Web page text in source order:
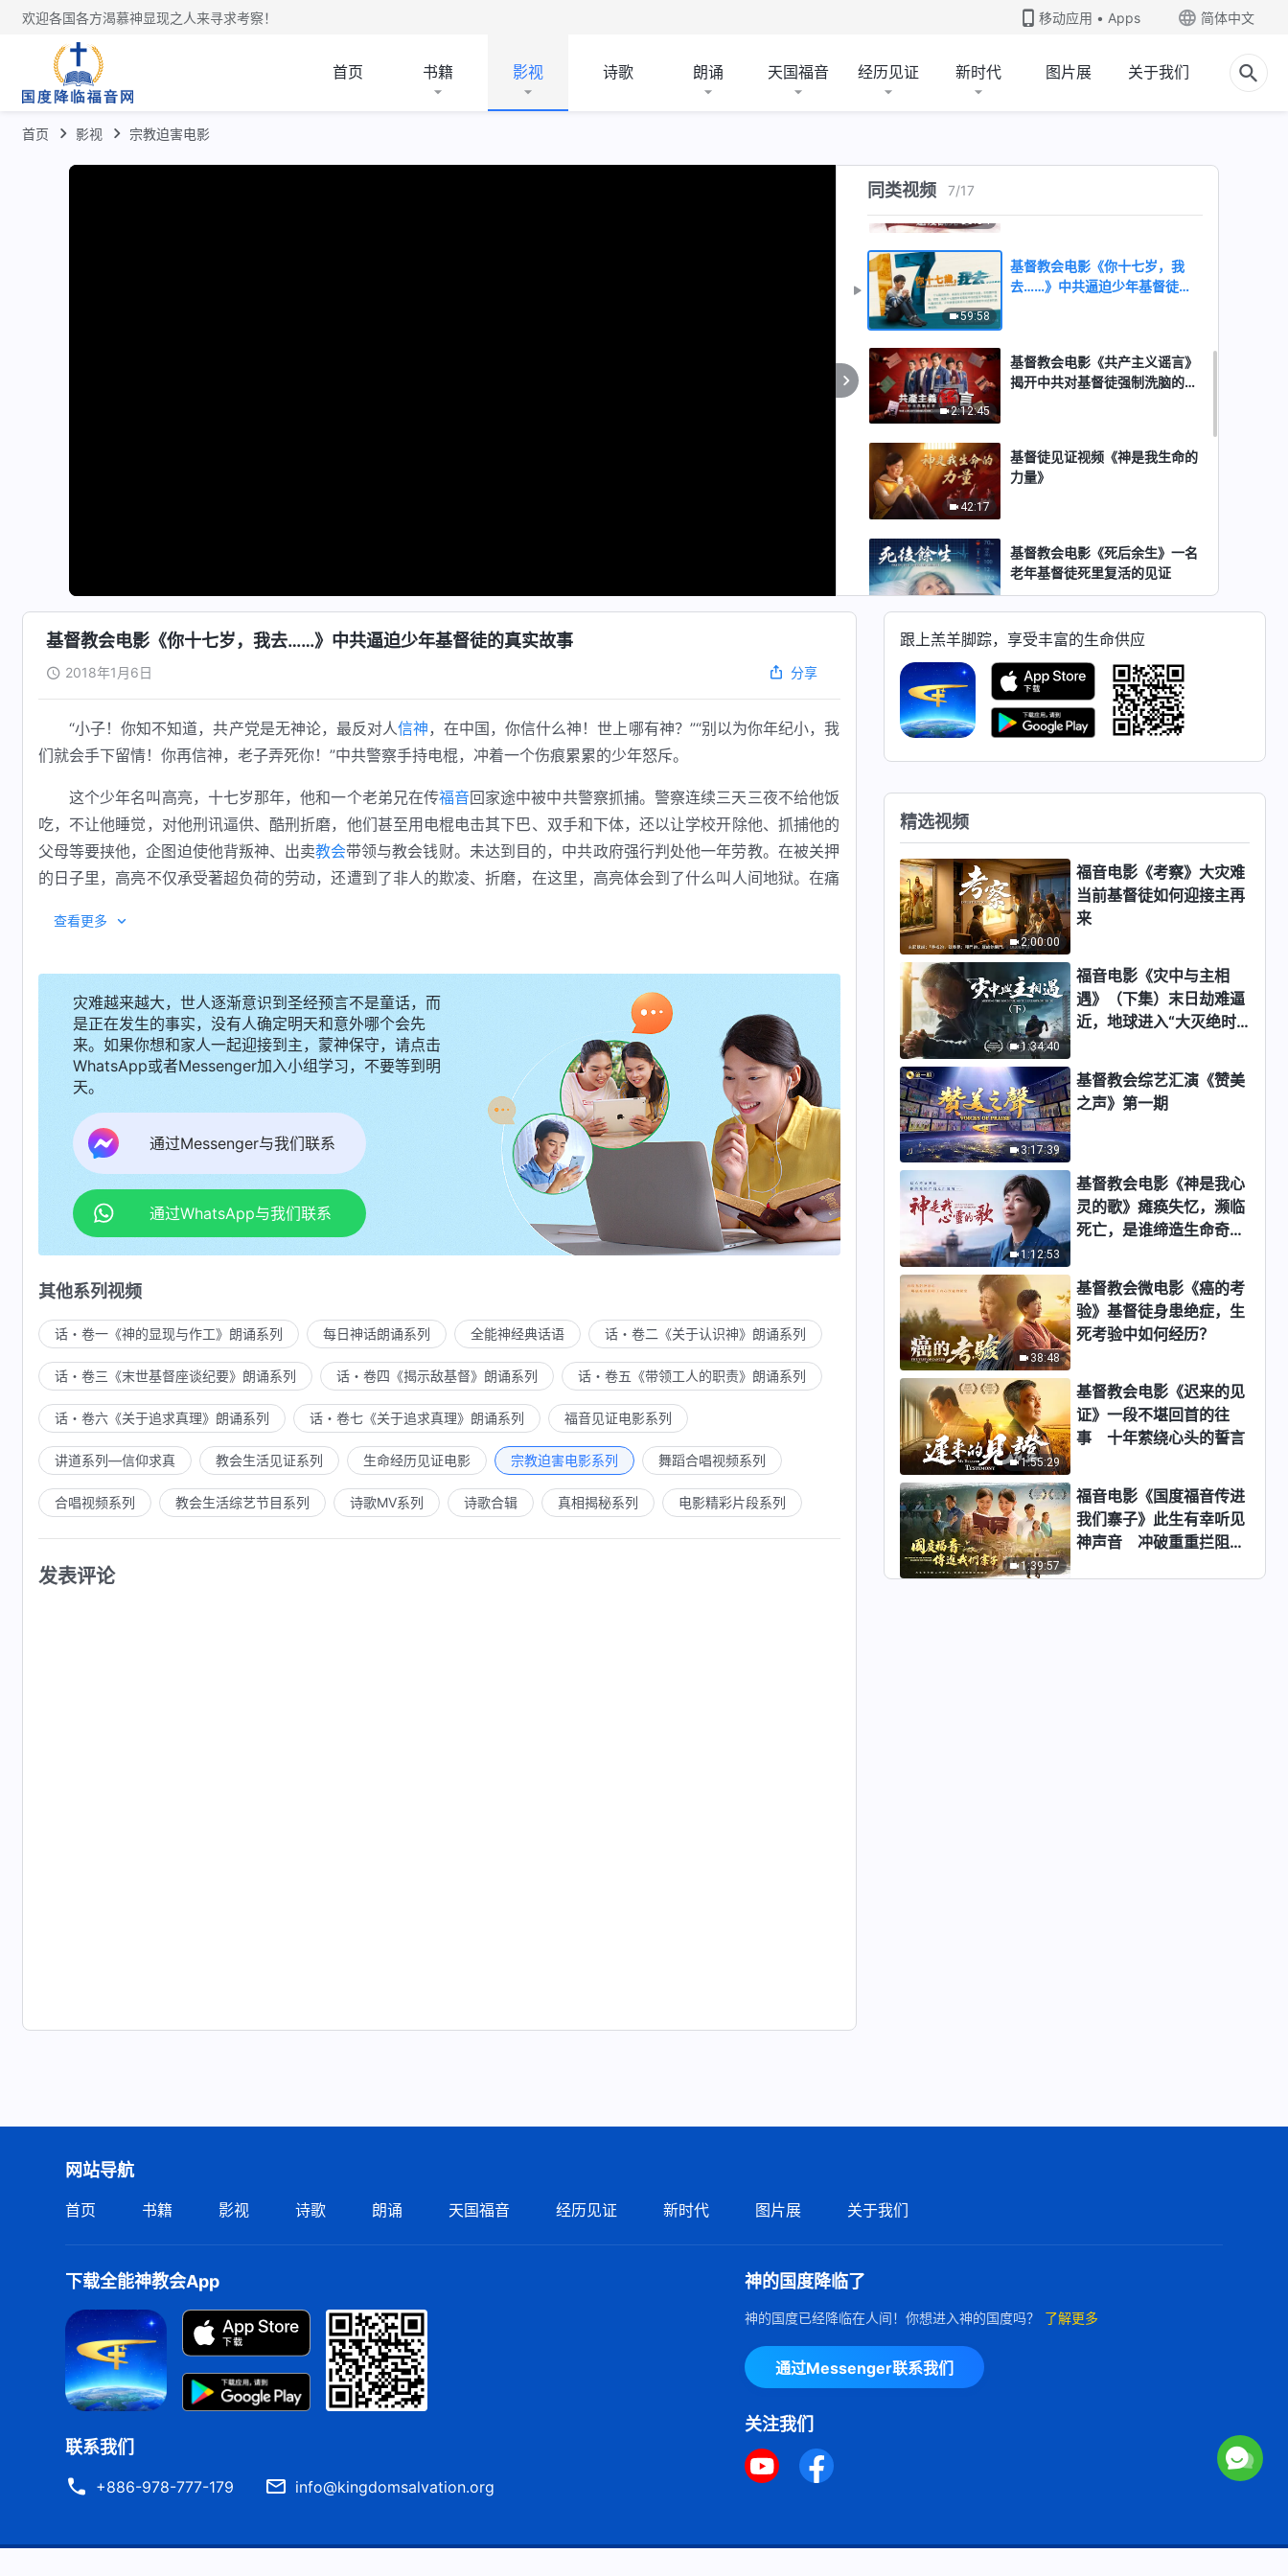
欢迎各国各方渴慕神显现之人来寻求考察！ 移动应用 • Apps 简体中文
首页 书籍 影视 诗歌 朗诵 天国福音 经历见证 新时代 图片展 关于我们
首页 影视 宗教迫害电影
同类视频 7/17
电影
基督教会电影《烙印》逼迫患难
50:54
《“裆”的话还没说完呢》中共破
59:58
基督教会电影《你十七岁，我
去……》中共逼迫少年基督徒的
2:12:45
基督教会电影《共产主义谣言》
揭开中共对基督徒强制洗脑的内
42:17
基督徒见证视频《神是我生命的
力量》
基督教会电影《死后余生》一名
老年基督徒死里复活的见证
2:33:48
基督教会电影《赤色家教》基督
徒信神为何遭逼迫
2:16:27
基督教会电影《如此对话》揭露
中共对基督徒洗脑转化的真相
52:12
得胜见证
1:28:29
基督教会电影《苦境芬芳》神是
我的力量
52:11
基督教会视频《窗外寒梅》神是
我的生命
1:00:28
基督教会电影《魔窟脱险》神是
我的避难所
1:51:20
基督教会电影《摧残中的新生》
神是我生命的力量
基督教会电影《你十七岁，我去……》中共逼迫少年基督徒的真实故事
2018年1月6日 分享
“小子！你知不知道，共产党是无神论，最反对人信神，在中国，你信什么神！世上哪有神？”“别以为你年纪小，我
们就会手下留情！你再信神，老子弄死你！”中共警察手持电棍，冲着一个伤痕累累的少年怒斥。
这个少年名叫高亮，十七岁那年，他和一个老弟兄在传福音回家途中被中共警察抓捕。警察连续三天三夜不给他饭
吃，不让他睡觉，对他刑讯逼供、酷刑折磨，他们甚至用电棍电击其下巴、双手和下体，还以让学校开除他、抓捕他的
父母等要挟他，企图迫使他背叛神、出卖教会带领与教会钱财。未达到目的，中共政府强行判处他一年劳教。在被关押
的日子里，高亮不仅承受著超负荷的劳动，还遭到了非人的欺凌、折磨，在这里，高亮体会到了什么叫人间地狱。在痛
生活。中共的抓捕迫害让高亮铭心刻骨，他看清了中共政府与神为敌的邪恶实质，并深深地体尝到，在这个撒但恶魔统
本视频部分素材来源于：
Cork Hit 05 - Green Screen Green Screen Chroma Key Effects AAE（ https://youtu.be/G_D5ZZQ2fJA
HD Green Screen/CC BY 3.0 (https://creativecommons.org/licenses/by/3.0/)
FireCracker 08 - Green Screen Green Screen Chroma Key Effects AAE（https://youtu.be/G_D5ZZQ2fJA）
by HD Green Screen/CC BY 3.0 (https://creativecommons.org/licenses/by/3.0/
查看更多
灾难越来越大，世人逐渐意识到圣经预言不是童话，而
是正在发生的事实，没有人确定明天和意外哪个会先
来。如果你想和家人一起迎接到主，蒙神保守，请点击
WhatsApp或者Messenger加入小组学习，不要等到明
天。
通过Messenger与我们联系
通过WhatsApp与我们联系
其他系列视频
话・卷一《神的显现与作工》朗诵系列 每日神话朗诵系列 全能神经典话语 话・卷二《关于认识神》朗诵系列
话・卷三《末世基督座谈纪要》朗诵系列 话・卷四《揭示敌基督》朗诵系列 话・卷五《带领工人的职责》朗诵系列
话・卷六《关于追求真理》朗诵系列 话・卷七《关于追求真理》朗诵系列 福音见证电影系列
讲道系列—信仰求真 教会生活见证系列 生命经历见证电影 宗教迫害电影系列 舞蹈合唱视频系列
合唱视频系列 教会生活综艺节目系列 诗歌MV系列 诗歌合辑 真相揭秘系列 电影精彩片段系列
发表评论
跟上羔羊脚踪，享受丰富的生命供应
精选视频
2:00:00
福音电影《考察》大灾难
当前基督徒如何迎接主再
来
1:34:40
福音电影《灾中与主相
遇》（下集）末日劫难逼
近，地球进入“大灭绝时
你准备好逃生了吗？
3:17:39
基督教会综艺汇演《赞美
之声》第一期
1:12:53
基督教会电影《神是我心
灵的歌》瘫痪失忆，濒临
死亡，是谁缔造生命奇
38:48
基督教会微电影《癌的考
验》基督徒身患绝症，生
死考验中如何经历？
1:55:29
基督教会电影《迟来的见
证》一段不堪回首的往
事 十年萦绕心头的誓言
1:39:57
福音电影《国度福音传进
我们寨子》此生有幸听见
神声音 冲破重重拦阻跟
网站导航
首页 书籍 影视 诗歌 朗诵 天国福音 经历见证 新时代 图片展 关于我们
下载全能神教会App
联系我们
+886-978-777-179 info@kingdomsalvation.org
神的国度降临了
神的国度已经降临在人间！你想进入神的国度吗？ 了解更多
通过Messenger联系我们
关注我们